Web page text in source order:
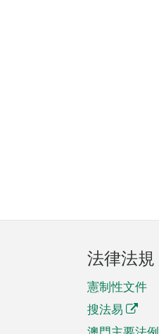
法律法規
憲制性文件
搜法易